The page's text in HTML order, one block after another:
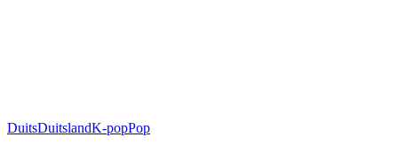
DuitsDuitslandK-popPop